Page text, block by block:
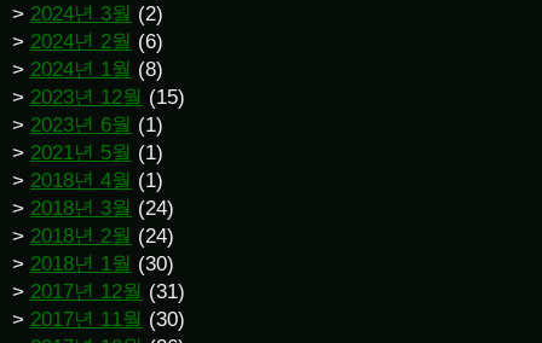
2024년 3월 (2)
2024년 2월 (6)
2024년 1월 (8)
2023년 12월 (15)
2023년 6월 (1)
2021년 5월 (1)
2018년 4월 (1)
2018년 3월 (24)
2018년 2월 (24)
2018년 1월 (30)
2017년 12월 (31)
2017년 11월 (30)